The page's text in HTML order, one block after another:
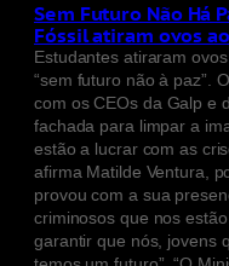
Sem Futuro Não Há
Fóssil atiram ovos
Estudantes atiraram
“sem futuro não à paz”.
com os CEOs da Galp e
fachada para limpar a
estão a lucrar com as
afirma Matilde Ventura,
provou com a sua
criminosos que nos
garantir que nós, jovens